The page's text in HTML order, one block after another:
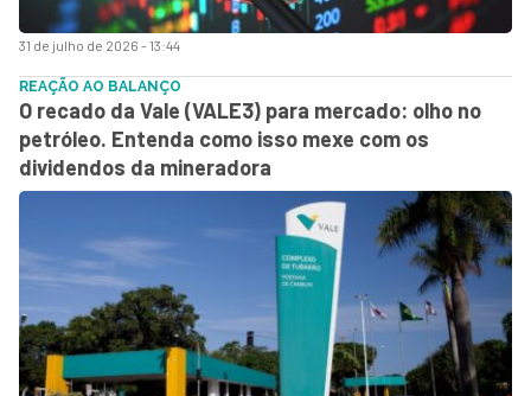
31 de julho de 2026 - 13:44
REAÇÃO AO BALANÇO
O recado da Vale (VALE3) para mercado: olho no
petróleo. Entenda como isso mexe com os
dividendos da mineradora